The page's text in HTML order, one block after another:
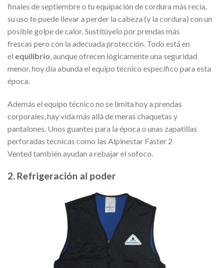
finales de septiembre o tu equipación de cordura más recia,
su uso te puede llevar a perder la cabeza (y la cordura) con un
posible golpe de calor. Sustitúyelo por prendas más
frescas pero con la adecuada protección. Todo está en
el equilibrio, aunque ofrecen lógicamente una seguridad
menor, hoy día abunda el equipo técnico específico para esta
época.
Además el equipo técnico no se limita hoy a prendas
corporales, hay vida más allá de meras chaquetas y
pantalones. Unos guantes para la época o unas zapatillas
perforadas técnicas como las Alpinestar Faster 2
Vented también ayudan a rebajar el sofoco.
2. Refrigeración al poder